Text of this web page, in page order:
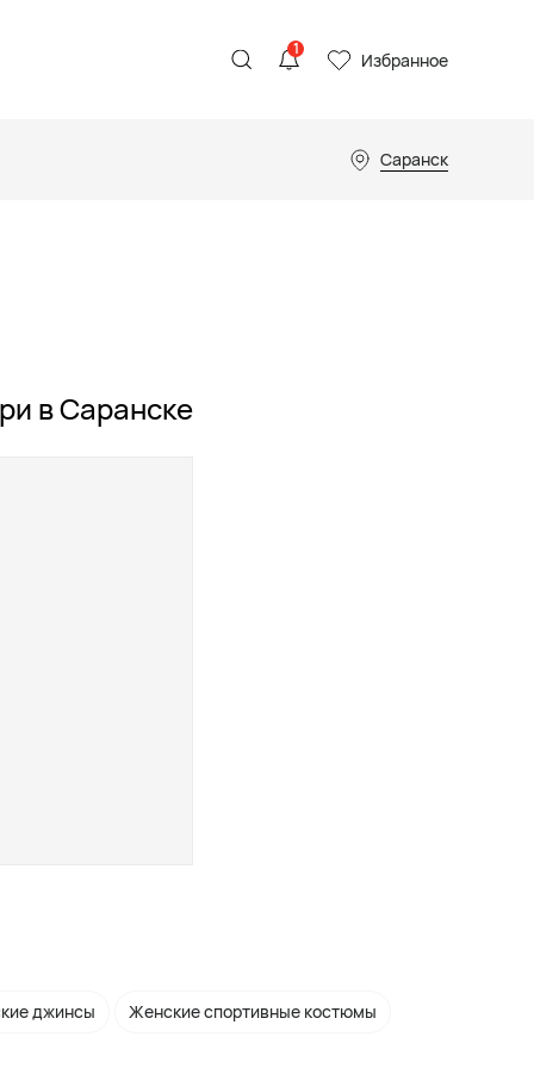
1 Избранное
Саранск
в Саранске
джинсы Женские спортивные костюмы